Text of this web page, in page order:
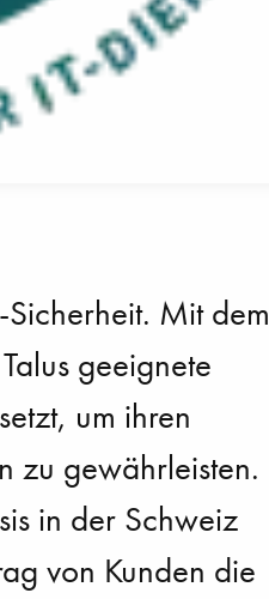
Sicherheit. Mit dem
geeignete
um ihren
zu gewährleisten.
in der Schweiz
von Kunden die